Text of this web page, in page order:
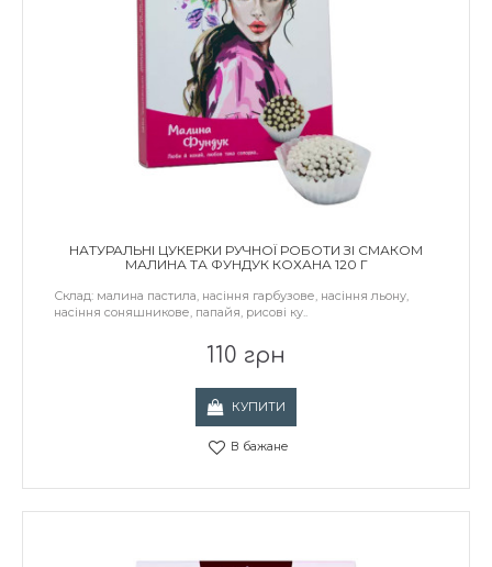
НАТУРАЛЬНІ ЦУКЕРКИ РУЧНОЇ РОБОТИ ЗІ СМАКОМ
МАЛИНА ТА ФУНДУК КОХАНА 120 Г
Склад: малина пастила, насіння гарбузове, насіння льону,
насіння соняшникове, папайя, рисові ку..
110 грн
КУПИТИ
В бажане